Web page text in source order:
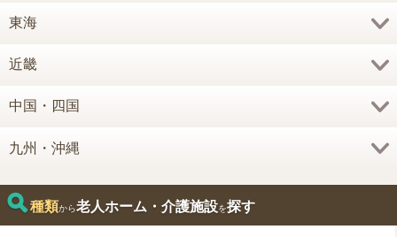
東海
近畿
中国・四国
九州・沖縄
種類から老人ホーム・介護施設を探す